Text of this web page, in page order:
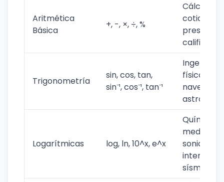
Aritmética
Básica
+, -, ×, ÷, %
Cálculos
cotidianos,
Trigonometría
sin, cos, tan,
sin⁻¹, cos⁻¹, tan⁻¹
Ingeniería,
física,
Logarítmicas log, ln, 10^x, e^x
Química,
medición
sonido,
intensidad
sísmica